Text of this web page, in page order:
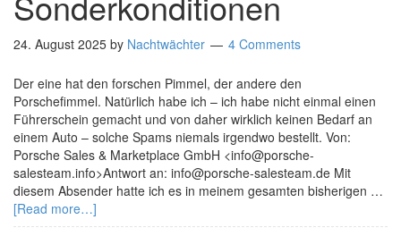
24. August 2025 by Nachtwächter 4 Comments
Der eine hat den forschen Pimmel, der andere den
Porschefimmel. Natürlich habe ich – ich habe nicht einmal einen
Führerschein gemacht und von daher wirklich keinen Bedarf an
einem Auto – solche Spams niemals irgendwo bestellt. Von:
Porsche Sales & Marketplace GmbH <info@porsche-
salesteam.info>Antwort an: info@porsche-salesteam.de Mit
diesem Absender hatte ich es in meinem gesamten bisherigen …
[Read more…]